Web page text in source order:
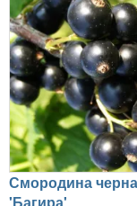
Смородина